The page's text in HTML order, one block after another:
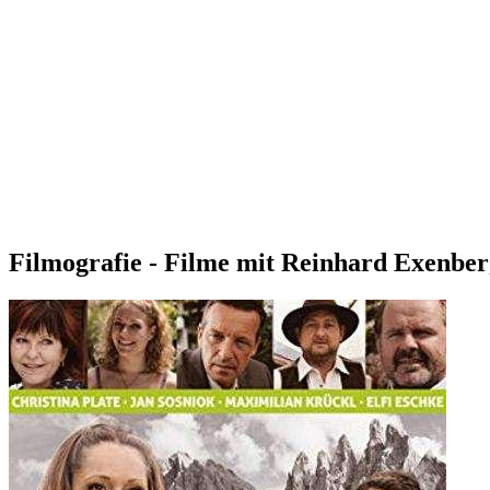
Filmografie - Filme mit Reinhard